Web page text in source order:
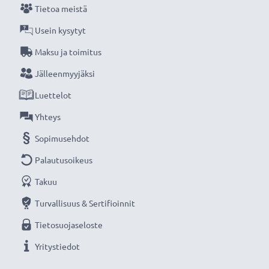
Tietoa meistä
Usein kysytyt
Maksu ja toimitus
Jälleenmyyjäksi
Luettelot
Yhteys
Sopimusehdot
Palautusoikeus
Takuu
Turvallisuus & Sertifioinnit
Tietosuojaseloste
Yritystiedot